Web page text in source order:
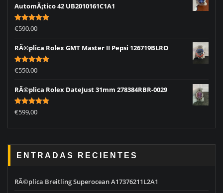
AutomÃ¡tico 42 UB2010161C1A1
Rated5.00
out of 5
€590,00
RÃ©plica Rolex GMT Master II Pepsi 126719BLRO
Rated5.00
out of 5
€550,00
RÃ©plica Rolex DateJust 31mm 278384RBR-0029
Rated5.00
out of 5
€599,00
ENTRADAS RECIENTES
RÃ©plica Breitling Superocean A17376211L2A1